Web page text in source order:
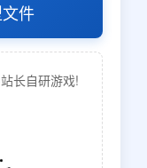
件
长自研游戏!